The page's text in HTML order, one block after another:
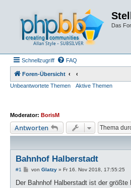
Das
Schnellzugriff FAQ
Foren-Übersicht
Unbeantwortete Themen
Aktive Themen
Moderator: BorisM
Antworten
Bahnhof Halberstadt
#1
B
i
von Glatzy» Fr 16. Nov 2018, 17:55:25
Der Bahnhof Halberstadt ist der